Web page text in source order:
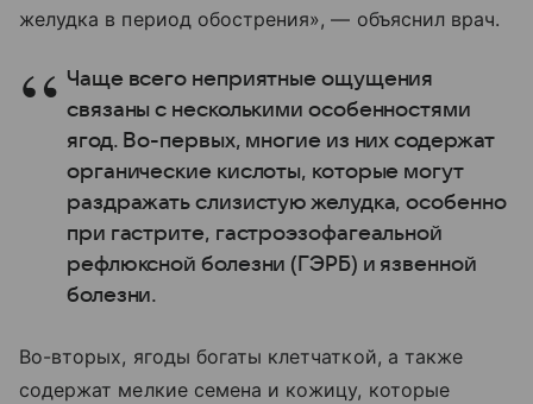
желудка в период обострения», — объяснил врач.
Чаще всего неприятные ощущения
связаны с несколькими особенностями
ягод. Во-первых, многие из них содержат
органические кислоты, которые могут
раздражать слизистую желудка, особенно
при гастрите, гастроэзофагеальной
рефлюксной болезни (ГЭРБ) и язвенной
болезни.
Во-вторых, ягоды богаты клетчаткой, а также
содержат мелкие семена и кожицу, которые